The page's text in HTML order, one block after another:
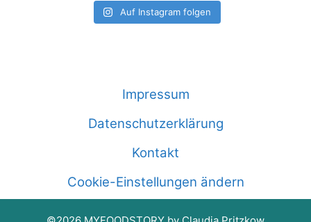
Auf Instagram folgen
Impressum
Datenschutzerklärung
Kontakt
Cookie-Einstellungen ändern